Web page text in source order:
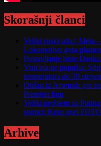
Skorašnji članci
Veliki ruski udar: Meta
Lokomotivu guta
Postavljanje biste
Vrućina ne popušta:
temperatura do 39
Otišao iz Arsenala pre
Premijer ligu
Veliki problem za
snimci; Krim gori
Arhive